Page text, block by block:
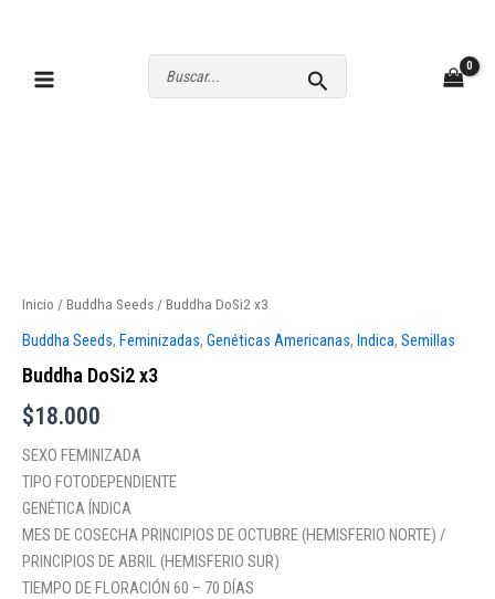
por:
Inicio / Buddha Seeds / Buddha DoSi2 x3
Buddha Seeds, Feminizadas, Genéticas Americanas, Indica, Semillas
Buddha DoSi2 x3
$18.000
SEXO FEMINIZADA
TIPO FOTODEPENDIENTE
GENÉTICA ÍNDICA
MES DE COSECHA PRINCIPIOS DE OCTUBRE (HEMISFERIO NORTE) /
PRINCIPIOS DE ABRIL (HEMISFERIO SUR)
TIEMPO DE FLORACIÓN 60 – 70 DÍAS
cantidad